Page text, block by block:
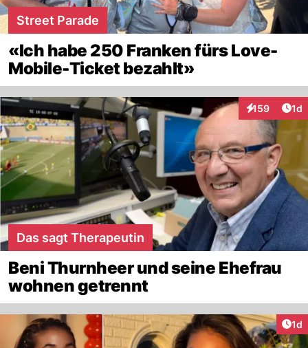
Street Parade
«Ich habe 250 Franken fürs Love-
Mobile-Ticket bezahlt»
159
Interaktionen
1d
Das sagt Therapeutin
Beni Thurnheer und seine Ehefrau
wohnen getrennt
1d